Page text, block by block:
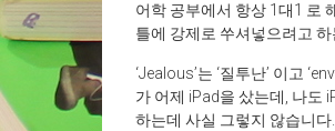
어학 공부에서 항상 1대1 로
틀에 강제로 쑤셔넣으려고
‘Jealous’는 ‘질투난’ 이고
가 어제 iPad을 샀는데, 나도
하는데 사실 그렇지 않습니다.